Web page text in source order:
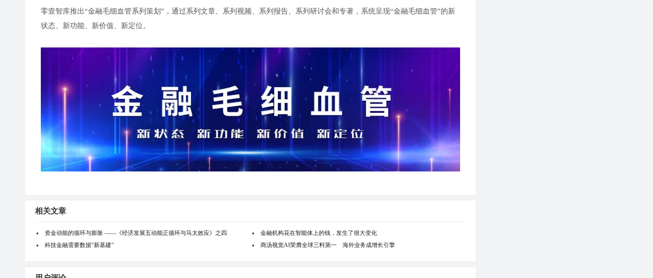
零壹智库推出“金融毛细血管系列策划”，通过系列文章、系列视频、系列报告、系列研讨会和专著，系统呈现“金融毛细血管”的新
状态、新功能、新价值、新定位。
相关文章
资金动能的循环与膨胀 ——《经济发展五动能正循环与马太效应》之四
金融机构花在智能体上的钱，发生了很大变化
科技金融需要数据“新基建”
商汤视觉AI荣膺全球三料第一 海外业务成增长引擎